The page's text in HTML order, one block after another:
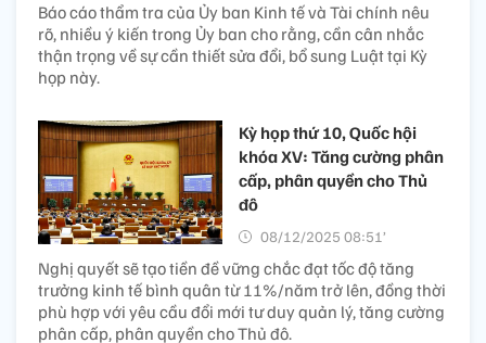
Báo cáo thẩm tra của Ủy ban Kinh tế và Tài chính nêu
rõ, nhiều ý kiến trong Ủy ban cho rằng, cần cân nhắc
thận trọng về sự cần thiết sửa đổi, bổ sung Luật tại Kỳ
họp này.
Kỳ họp thứ 10, Quốc hội
khóa XV: Tăng cường phân
cấp, phân quyền cho Thủ
đô
08/12/2025 08:51’
Nghị quyết sẽ tạo tiền đề vững chắc đạt tốc độ tăng
trưởng kinh tế bình quân từ 11%/năm trở lên, đồng thời
phù hợp với yêu cầu đổi mới tư duy quản lý, tăng cường
phân cấp, phân quyền cho Thủ đô.